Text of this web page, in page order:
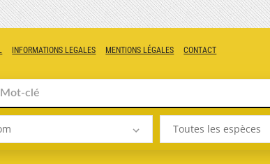
INFORMATIONS LEGALES MENTIONS LÉGALES CONTACT
Toutes les espèces